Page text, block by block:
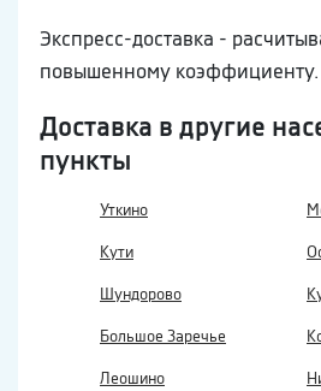
Экспресс-доставка -
повышенному коэффициенту.
Доставка в другие
пункты
Уткино
Кути
Шундорово
Большое Заречье
Леошино